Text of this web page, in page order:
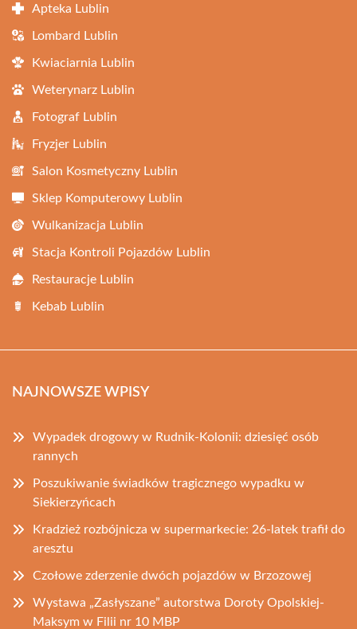
Apteka Lublin
Lombard Lublin
Kwiaciarnia Lublin
Weterynarz Lublin
Fotograf Lublin
Fryzjer Lublin
Salon Kosmetyczny Lublin
Sklep Komputerowy Lublin
Wulkanizacja Lublin
Stacja Kontroli Pojazdów Lublin
Restauracje Lublin
Kebab Lublin
NAJNOWSZE WPISY
Wypadek drogowy w Rudnik-Kolonii: dziesięć osób
rannych
Poszukiwanie świadków tragicznego wypadku w
Siekierzyńcach
Kradzież rozbójnicza w supermarkecie: 26-latek trafił do
aresztu
Czołowe zderzenie dwóch pojazdów w Brzozowej
Wystawa „Zasłyszane” autorstwa Doroty Opolskiej-
Maksym w Filii nr 10 MBP